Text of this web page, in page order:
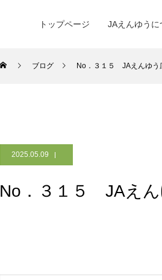
トップページ JAえんゆうに
ブログ No．３１５ JAえんゆ
2025.05.09
No．３１５ JAえ